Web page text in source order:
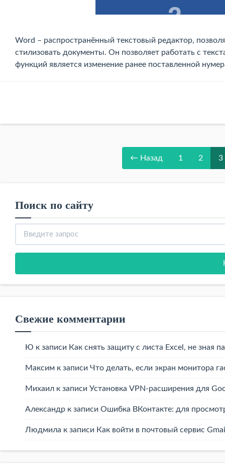
Word – распространённый текстовый редактор,
стилизовать документы. Он позволяет работать с
функций является изменение ранее поставленной
← Назад 1 2 3
Поиск по сайту
Свежие комментарии
Ю к записи Как снять защиту с листа Excel, не зная
Максим к записи Что делать, если экран монитора
Михаил к записи Установка VPN-расширения для
Александр к записи Ошибка ВКонтакте: для
Людмила к записи Как войти в почтовый сервис